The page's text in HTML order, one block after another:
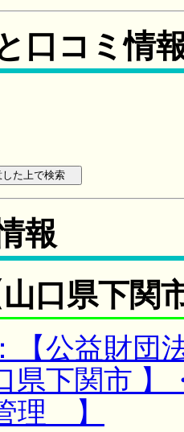
口コミ情
報
口県下関
【公益財団
県下関市 】
理 】